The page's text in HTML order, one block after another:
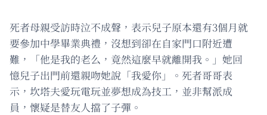
死者母親受訪時泣不成聲，表示兒子原本還有3個月就
要參加中學畢業典禮，沒想到卻在自家門口附近遭
難，「他是我的老么，竟然這麼早就離開我。」她回
憶兒子出門前還親吻她說「我愛你」。死者哥哥表
示，坎塔夫愛玩電玩並夢想成為技工，並非幫派成
員，懷疑是替友人擋了子彈。